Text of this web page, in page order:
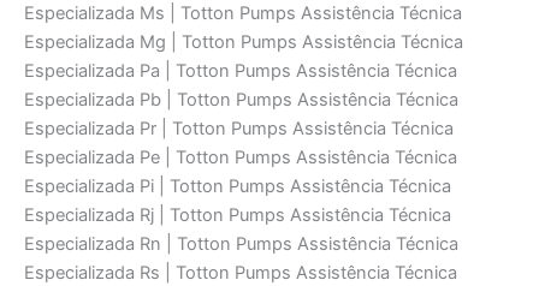
Especializada Ms | Totton Pumps Assistência Técnica
Especializada Mg | Totton Pumps Assistência Técnica
Especializada Pa | Totton Pumps Assistência Técnica
Especializada Pb | Totton Pumps Assistência Técnica
Especializada Pr | Totton Pumps Assistência Técnica
Especializada Pe | Totton Pumps Assistência Técnica
Especializada Pi | Totton Pumps Assistência Técnica
Especializada Rj | Totton Pumps Assistência Técnica
Especializada Rn | Totton Pumps Assistência Técnica
Especializada Rs | Totton Pumps Assistência Técnica